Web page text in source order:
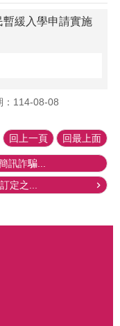
緩入學申請實施
：114-08-08
回上一頁 回最上面
訊詐騙...
定之...